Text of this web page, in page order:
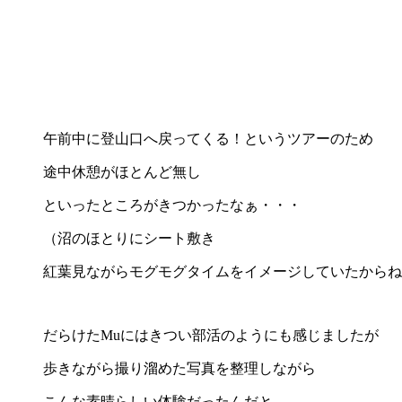
午前中に登山口へ戻ってくる！というツアーのため
途中休憩がほとんど無し
といったところがきつかったなぁ・・・
（沼のほとりにシート敷き
紅葉見ながらモグモグタイムをイメージしていたから
だらけたMuにはきつい部活のようにも感じましたが
歩きながら撮り溜めた写真を整理しながら